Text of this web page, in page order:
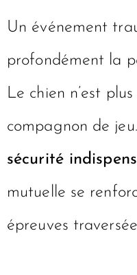
Un événement
profondément la
Le chien n’est
compagnon de
sécurité
mutuelle se
épreuves